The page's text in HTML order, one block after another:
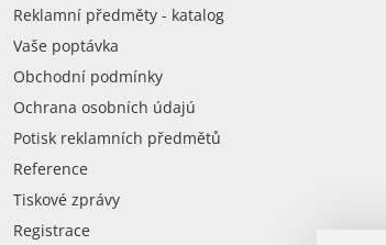
Reklamní předměty - katalog
Vaše poptávka
Obchodní podmínky
Ochrana osobních údajú
Potisk reklamních předmětů
Reference
Tiskové zprávy
Registrace